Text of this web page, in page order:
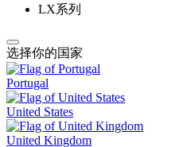
LX系列
选择你的国家
Portugal
United States
United Kingdom